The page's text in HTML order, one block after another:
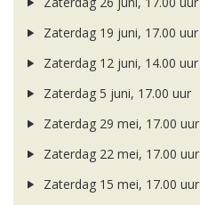
Zaterdag 19 juni, 17.00 uur
Zaterdag 12 juni, 14.00 uur
Zaterdag 5 juni, 17.00 uur
Zaterdag 29 mei, 17.00 uur
Zaterdag 22 mei, 17.00 uur
Zaterdag 15 mei, 17.00 uur